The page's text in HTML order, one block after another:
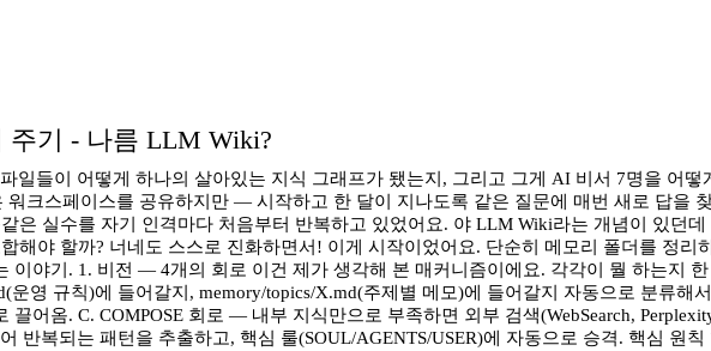
주기 - 나름 LLM Wiki?
일들이 어떻게 하나의 살아있는 지식 그래프가 됐는지, 그리고 그게 AI 비서 7명을 어
워크스페이스를 공유하지만 — 시작하고 한 달이 지나도록 같은 질문에 매번 새로 답을
은 실수를 자기 인격마다 처음부터 반복하고 있었어요. 야 LLM Wiki라는 개념이 있던
해야 할까? 너네도 스스로 진화하면서! 이게 시작이었어요. 단순히 메모리 폴더를
이야기. 1. 비전 — 4개의 회로 이건 제가 생각해 본 매커니즘이에요. 각각이 뭘 하는지
운영 규칙)에 들어갈지, memory/topics/X.md(주제별 메모)에 들어갈지 자동으로 분류
어옴. C. COMPOSE 회로 — 내부 지식만으로 부족하면 외부 검색(WebSearch,
반복되는 패턴을 추출하고, 핵심 룰(SOUL/AGENTS/USER)에 자동으로 승격. 핵심 원